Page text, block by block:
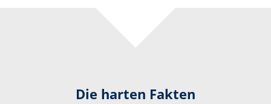
Die harten Fakten